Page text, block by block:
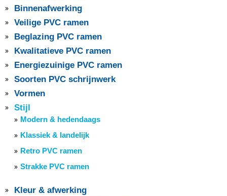
Binnenafwerking
Veilige PVC ramen
Beglazing PVC ramen
Kwalitatieve PVC ramen
Energiezuinige PVC ramen
Soorten PVC schrijnwerk
Vormen
Stijl
Modern & hedendaags
Klassiek & landelijk
Retro PVC ramen
Strakke PVC ramen
Kleur & afwerking